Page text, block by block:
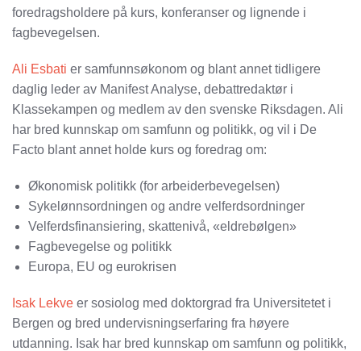
foredragsholdere på kurs, konferanser og lignende i
fagbevegelsen.
Ali Esbati er samfunnsøkonom og blant annet tidligere
daglig leder av Manifest Analyse, debattredaktør i
Klassekampen og medlem av den svenske Riksdagen. Ali
har bred kunnskap om samfunn og politikk, og vil i De
Facto blant annet holde kurs og foredrag om:
Økonomisk politikk (for arbeiderbevegelsen)
Sykelønnsordningen og andre velferdsordninger
Velferdsfinansiering, skattenivå, «eldrebølgen»
Fagbevegelse og politikk
Europa, EU og eurokrisen
Isak Lekve er sosiolog med doktorgrad fra Universitetet i
Bergen og bred undervisningserfaring fra høyere
utdanning. Isak har bred kunnskap om samfunn og politikk,